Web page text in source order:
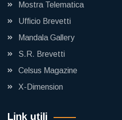
Mostra Telematica
Ufficio Brevetti
Mandala Gallery
S.R. Brevetti
Celsus Magazine
X-Dimension
Link utili